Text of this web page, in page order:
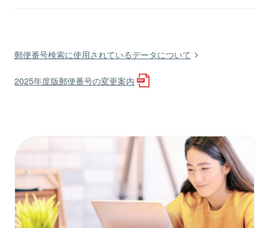
郵便番号検索に使用されているデータについて
2025年度版郵便番号の変更案内